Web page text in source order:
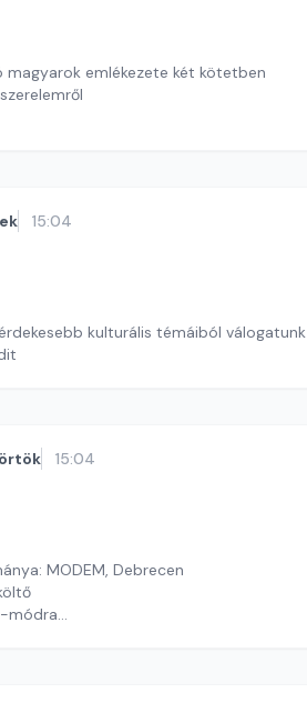
magyarok emlékezete két kötetben
15:04
kulturális témáiból válogatunk
15:04
MODEM, Debrecen
módra